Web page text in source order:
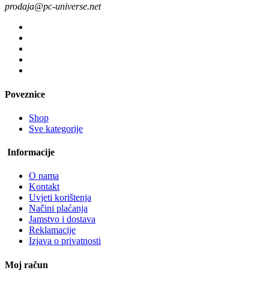
prodaja@pc-universe.net
Poveznice
Shop
Sve kategorije
Informacije
O nama
Kontakt
Uvjeti korištenja
Načini plaćanja
Jamstvo i dostava
Reklamacije
Izjava o privatnosti
Moj račun